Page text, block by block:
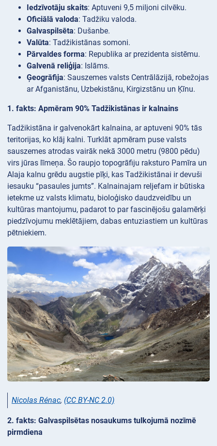
Iedzīvotāju skaits: Aptuveni 9,5 miljoni cilvēku.
Oficiālā valoda: Tadžiku valoda.
Galvaspilsēta: Dušanbe.
Valūta: Tadžikistānas somoni.
Pārvaldes forma: Republika ar prezidenta sistēmu.
Galvenā reliģija: Islāms.
Ģeogrāfija: Sauszemes valsts Centrālāzijā, robežojas
ar Afganistānu, Uzbekistānu, Kirgizstānu un Ķīnu.
1. fakts: Apmēram 90% Tadžikistānas ir kalnains
Tadžikistāna ir galvenokārt kalnaina, ar aptuveni 90% tās
teritorijas, ko klāj kalni. Turklāt apmēram puse valsts
sauszemes atrodas vairāk nekā 3000 metru (9800 pēdu)
virs jūras līmeņa. Šo raupjo topogrāfiju raksturo Pamīra un
Alaja kalnu grēdu augstie pīķi, kas Tadžikistānai ir devuši
iesauku “pasaules jumts”. Kalnainajam reljefam ir būtiska
ietekme uz valsts klimatu, bioloģisko daudzveidību un
kultūras mantojumu, padarot to par fascinējošu galamērķi
piedzīvojumu meklētājiem, dabas entuziastiem un kultūras
pētniekiem.
Nicolas Rénac, (CC BY-NC 2.0)
2. fakts: Galvaspilsētas nosaukums tulkojumā nozīmē
pirmdiena